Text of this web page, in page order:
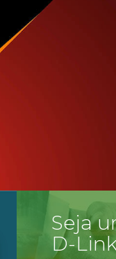
Seja
D-